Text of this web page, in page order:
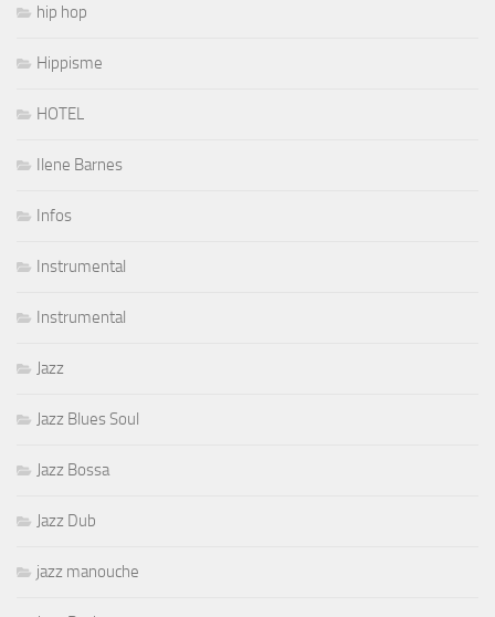
hip hop
Hippisme
HOTEL
Ilene Barnes
Infos
Instrumental
Instrumental
Jazz
Jazz Blues Soul
Jazz Bossa
Jazz Dub
jazz manouche